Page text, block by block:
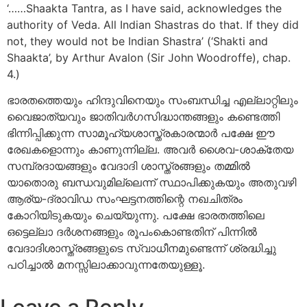
‘……Shaakta Tantra, as I have said, acknowledges the
authority of Veda. All Indian Shastras do that. If they did
not, they would not be Indian Shastra’ (‘Shakti and
Shaakta’, by Arthur Avalon (Sir John Woodroffe), chap.
4.)
ഭാരതത്തെയും ഹിന്ദുവിനെയും സംബന്ധിച്ച എല്ലാറ്റിലും
വൈജാത്യവും ജാതിവര്‍ഗസിദ്ധാന്തങ്ങളും കണ്ടെത്തി
ഭിന്നിപ്പിക്കുന്ന സാമൂഹ്യശാസ്ത്രകാരന്മാര്‍ പക്ഷേ ഈ
രേഖകളൊന്നും കാണുന്നില്ല. അവര്‍ ശൈവ-ശാക്തേയ
സമ്പ്രദായങ്ങളും വേദാദി ശാസ്ത്രങ്ങളും തമ്മില്‍
യാതൊരു ബന്ധവുമില്ലെന്ന് സ്ഥാപിക്കുകയും അതുവഴി
ആര്യ-ദ്രാവിഡ സംഘട്ടനത്തിന്റെ നഖചിത്രം
കോറിയിടുകയും ചെയ്യുന്നു. പക്ഷേ ഭാരതത്തിലെ
ഒട്ടെല്ലാ ദര്‍ശനങ്ങളും രൂപംകൊണ്ടതിന് പിന്നില്‍
വേദാദിശാസ്ത്രങ്ങളുടെ സ്വാധീനമുണ്ടെന്ന് ശ്രദ്ധിച്ചു
പഠിച്ചാല്‍ മനസ്സിലാക്കാവുന്നതേയുള്ളൂ.